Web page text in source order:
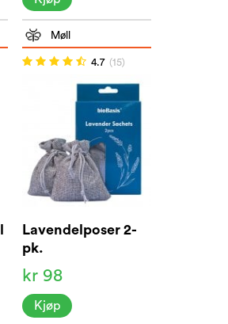
Møll
4.7 (15)
Lavendelposer 2-
pk.
kr 98
Kjøp